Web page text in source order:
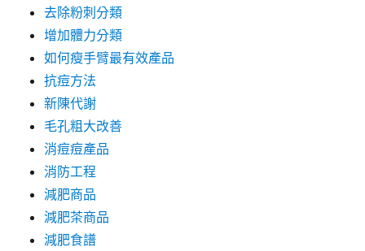
去除粉刺分類
增加體力分類
如何瘦手臂最有效產品
抗痘方法
新陳代謝
毛孔粗大改善
消痘痘產品
消防工程
減肥商品
減肥茶商品
減肥食譜